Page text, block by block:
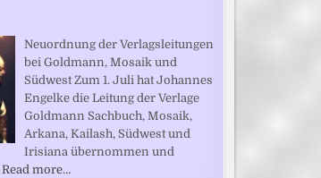
Neuordnung der Verlagsleitungen
bei Goldmann, Mosaik und
Südwest Zum 1. Juli hat Johannes
Engelke die Leitung der Verlage
Goldmann Sachbuch, Mosaik,
Arkana, Kailash, Südwest und
Irisiana übernommen und
Read more…